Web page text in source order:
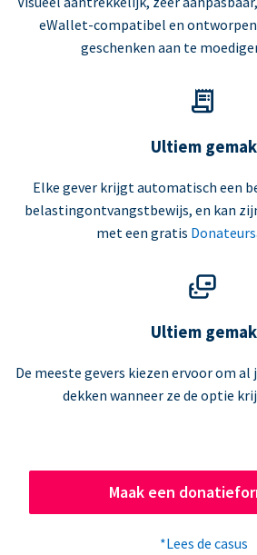
eWallet-compatibel en
geschenken aan te
Ultiem gemak
Elke gever krijgt automatisch een
belastingontvangstbewijs, en kan
met een gratis
Ultiem gemak
De meeste gevers kiezen ervoor om
dekken wanneer ze de optie
Maak een
*Lees de casus